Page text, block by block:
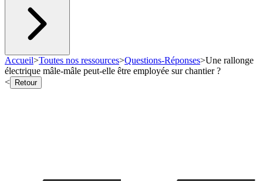
Accueil>Toutes nos ressources>Questions-Réponses>Une rallonge
électrique mâle-mâle peut-elle être employée sur chantier ?
<
Retour